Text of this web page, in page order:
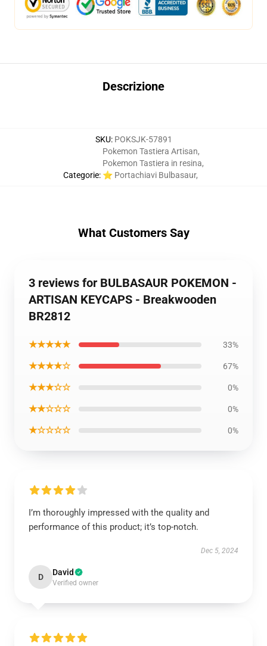
Descrizione
SKU: POKSJK-57891
Categorie:
Pokemon Tastiera Artisan,
Pokemon Tastiera in resina,
⭐ Portachiavi Bulbasaur,
What Customers Say
3 reviews for BULBASAUR POKEMON -
ARTISAN KEYCAPS - Breakwooden
BR2812
★★★★★ 33%
★★★★☆ 67%
★★★☆☆ 0%
★★☆☆☆ 0%
★☆☆☆☆ 0%
I’m thoroughly impressed with the quality and
performance of this product; it’s top-notch.
Dec 5, 2024
D David
Verified owner